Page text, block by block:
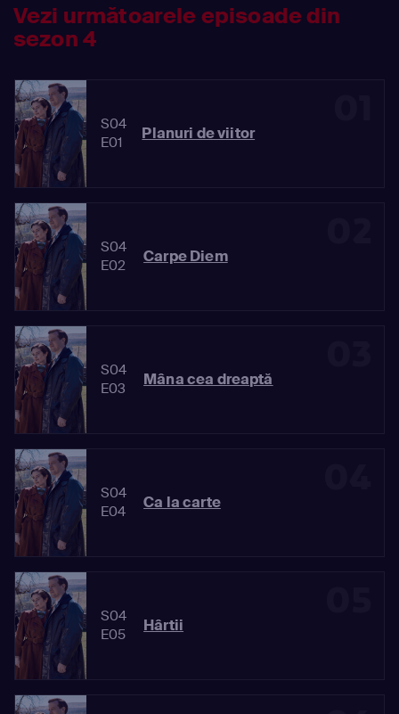
Vezi următoarele episoade din
sezon 4
S04
E01
Planuri de viitor
S04
E02
Carpe Diem
S04
E03
Mâna cea dreaptă
S04
E04
Ca la carte
S04
E05
Hârtii